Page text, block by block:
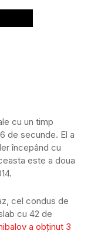
cu un timp
de secunde. El a
începând cu
este a doua
cel condus de
cu 42 de
a obținut 3